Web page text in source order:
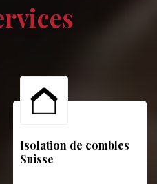
Isolation de combles
Suisse